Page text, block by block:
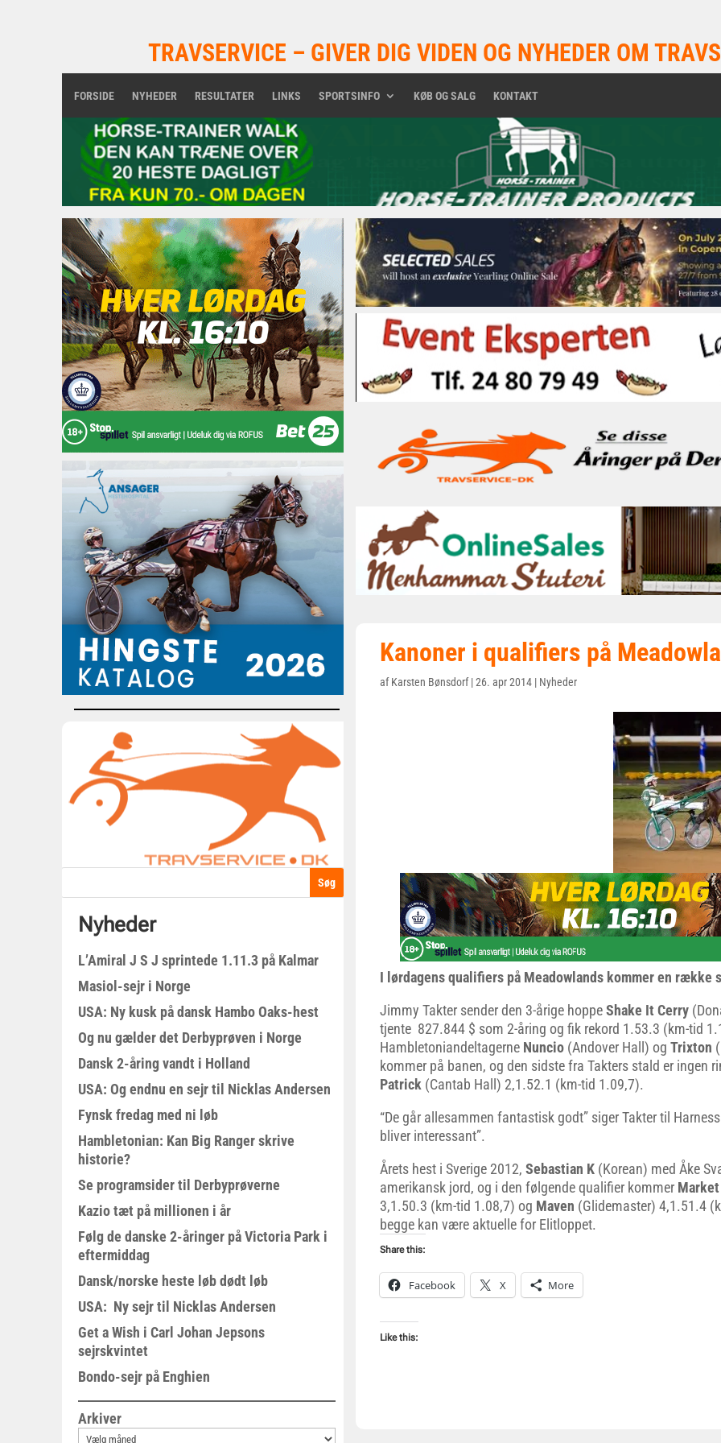
TRAVSERVICE – GIVER DIG VIDEN OG NYHEDER OM
FORSIDE NYHEDER RESULTATER LINKS SPORTSINFO KØB OG SALG KONTAKT
Nyheder
L’Amiral J S J sprintede 1.11.3 på Kalmar
Masiol-sejr i Norge
USA: Ny kusk på dansk Hambo Oaks-hest
Og nu gælder det Derbyprøven i Norge
Dansk 2-åring vandt i Holland
USA: Og endnu en sejr til Nicklas Andersen
Fynsk fredag med ni løb
Hambletonian: Kan Big Ranger skrive
historie?
Se programsider til Derbyprøverne
Kazio tæt på millionen i år
Følg de danske 2-åringer på Victoria Park i
eftermiddag
Dansk/norske heste løb dødt løb
USA: Ny sejr til Nicklas Andersen
Get a Wish i Carl Johan Jepsons
sejrskvintet
Bondo-sejr på Enghien
Arkiver
Kanoner i qualifiers på
afKarsten Bønsdorf|26. apr 2014 | Nyheder
I lørdagens qualifiers på Meadowlands kommer en række
Jimmy Takter sender den 3-årige hoppeShake It Cerry
tjente 827.844 $ som 2-åring og fik rekord 1.53.3 (km-tid
Hambletoniandeltagerne Nuncio (Andover Hall) og Trixton
kommer på banen, og den sidste fra Takters stald er ingen
Patrick (Cantab Hall) 2,1.52.1 (km-tid 1.09,7).
“De går allesammen fantastisk godt” siger Takter til
bliver interessant”.
Årets hest i Sverige 2012, Sebastian K (Korean) med Åke
amerikansk jord, og i den følgende qualifier kommer
3,1.50.3 (km-tid 1.08,7) og Maven (Glidemaster) 4,1.51.4
begge kan være aktuelle for Elitloppet.
Share this:
Facebook X More
Like this: